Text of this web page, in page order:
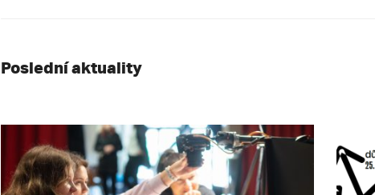
Poslední aktuality